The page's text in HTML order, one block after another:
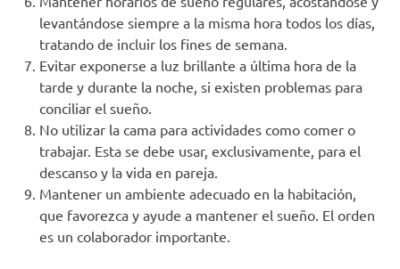
levantándose siempre a la misma hora todos los días,
tratando de incluir los fines de semana.
Evitar exponerse a luz brillante a última hora de la
tarde y durante la noche, si existen problemas para
conciliar el sueño.
No utilizar la cama para actividades como comer o
trabajar. Esta se debe usar, exclusivamente, para el
descanso y la vida en pareja.
Mantener un ambiente adecuado en la habitación,
que favorezca y ayude a mantener el sueño. El orden
es un colaborador importante.